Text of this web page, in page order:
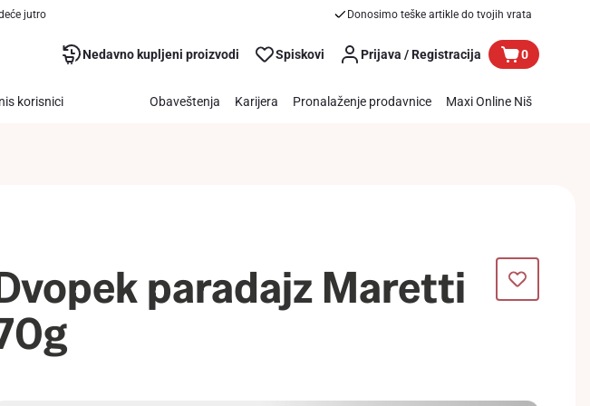
jutro Donosimo teške artikle do tvojih vrata
Nedavno kupljeni proizvodi Spiskovi Prijava / Registracija 0
korisnici Obaveštenja Karijera Pronalaženje prodavnice Maxi Online Niš
paradajz Maretti